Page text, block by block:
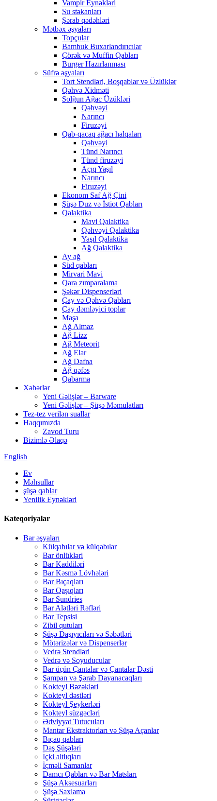
Vampir Eynəkləri
Su stəkanları
Şərab qədəhləri
Mətbəx əşyaları
Topçular
Bambuk Buxarlandırıcılar
Çörək və Muffin Qabları
Burger Hazırlanması
Süfrə əşyaları
Tort Stendləri, Boşqablar və Üzlüklər
Qəhvə Xidməti
Solğun Ağac Üzükləri
Qəhvəyi
Narıncı
Firuzəyi
Qab-qacaq ağacı halqaları
Qəhvəyi
Tünd Narıncı
Tünd firuzəyi
Açıq Yaşıl
Narıncı
Firuzəyi
Ekonom Saf Ağ Çini
Şüşə Duz və İstiot Qabları
Qalaktika
Mavi Qalaktika
Qəhvəyi Qalaktika
Yaşıl Qalaktika
Ağ Qalaktika
Ay ağ
Süd qabları
Mirvari Mavi
Qara zımparalama
Şəkər Dispenserləri
Çay və Qəhvə Qabları
Çay dəmləyici toplar
Maşa
Ağ Almaz
Ağ Lizz
Ağ Meteorit
Ağ Elar
Ağ Dafna
Ağ qəfəs
Qabarma
Xəbərlər
Yeni Gəlişlər – Barware
Yeni Gəlişlər – Şüşə Məmulatları
Tez-tez verilən suallar
Haqqımızda
Zavod Turu
Bizimlə Əlaqə
English
Ev
Məhsullar
şüşə qablar
Yenilik Eynəkləri
Kateqoriyalar
Bar əşyaları
Külqabılar və külqabılar
Bar önlükləri
Bar Kaddiləri
Bar Kəsmə Lövhələri
Bar Bıçaqları
Bar Qaşıqları
Bar Sundries
Bar Alətləri Rəfləri
Bar Tepsisi
Zibil qutuları
Şüşə Daşıyıcıları və Səbətləri
Mötərizələr və Dispenserlər
Vedrə Stendləri
Vedrə və Soyuducular
Bar üçün Çantalar və Çantalar Dəsti
Şampan və Şərab Dayanacaqları
Kokteyl Bəzəkləri
Kokteyl dəstləri
Kokteyl Şeykerləri
Kokteyl süzgəcləri
Ədviyyat Tutucuları
Mantar Ekstraktorları və Şüşə Açanlar
Bıçaq qabları
Daş Şüşələri
İçki altlıqları
İçməli Samanlar
Damcı Qabları və Bar Matsları
Şüşə Aksesuarları
Şüşə Saxlama